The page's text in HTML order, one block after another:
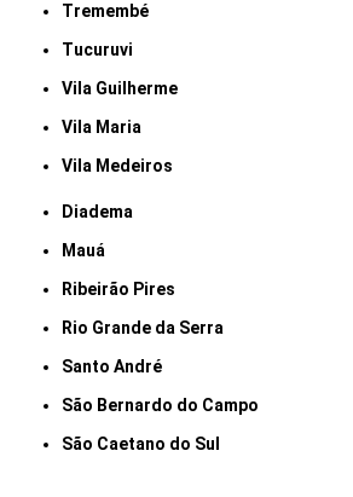
Tremembé
Tucuruvi
Vila Guilherme
Vila Maria
Vila Medeiros
Diadema
Mauá
Ribeirão Pires
Rio Grande da Serra
Santo André
São Bernardo do Campo
São Caetano do Sul